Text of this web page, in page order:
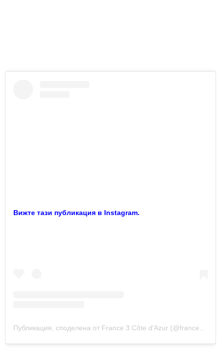
Вижте тази публикация в Instagram.